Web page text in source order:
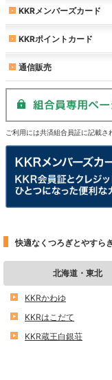
KKRメンバーズカード
KKRポイントカード
通信販売
ご利用には共済組合員証に記載さ
快適なくつろぎとやすら
北海道・東北
KKRかわゆ
KKRはこだて
KKR蔵王白銀荘